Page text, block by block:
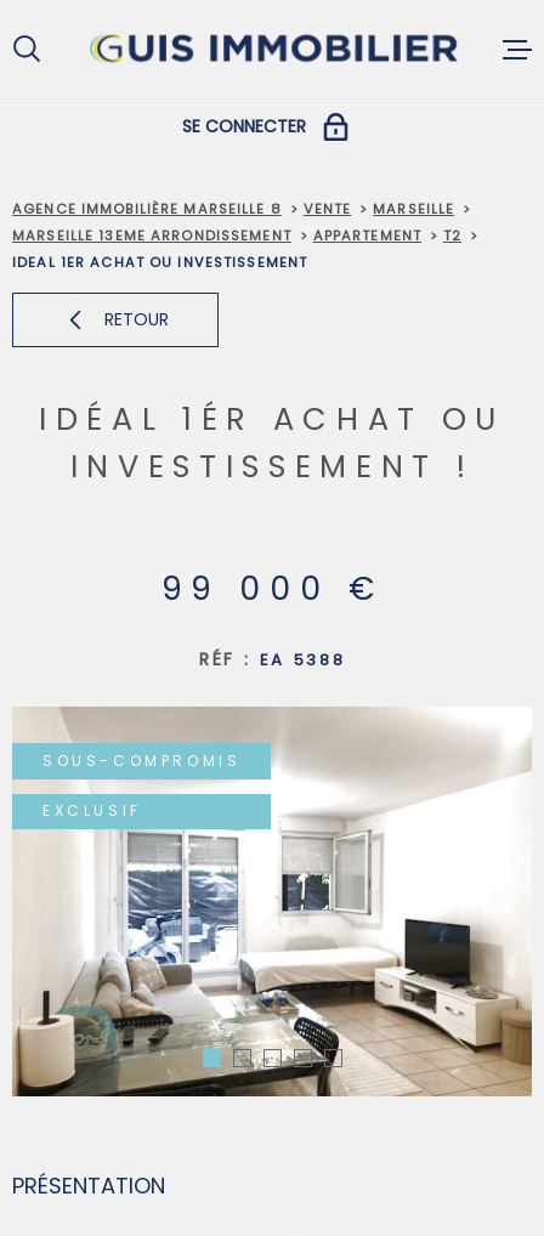
au
menu
au
contenu
VENDRE
CONTACT
SE CONNECTER
COPROPRIÉTAIRES
PROPRIÉTAIRES ET LOCATAIRES
AGENCE IMMOBILIÈRE MARSEILLE 8 VENTE
MARSEILLE
MARSEILLE 13EME ARRONDISSEMENT
APPARTEMENT
T2
IDEAL 1ER ACHAT OU INVESTISSEMENT
RETOUR
IDÉAL 1ÉR ACHAT OU
INVESTISSEMENT !
99 000 €
RÉF : EA 5388
SOUS-COMPROMIS
EXCLUSIF
PRÉSENTATION